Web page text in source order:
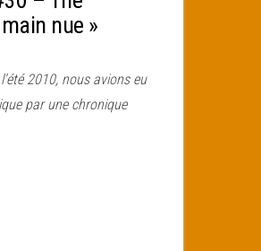
nue »
2010, nous avions eu
par une chronique